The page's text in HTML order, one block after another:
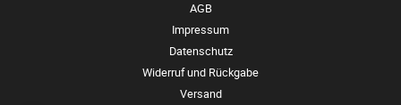
AGB
Impressum
Datenschutz
Widerruf und Rückgabe
Versand